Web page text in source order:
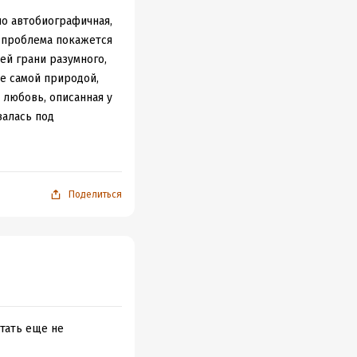
автобиографичная,
покажется
грани разумного,
самой природой,
описанная у
под
главного
Виктории
чтения именно
Такой
Поделиться
еще не